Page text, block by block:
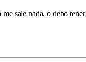
sale nada, o debo